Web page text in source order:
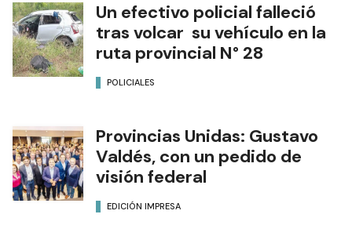
Un efectivo policial falleció
tras volcar su vehículo en la
ruta provincial N° 28
POLICIALES
Provincias Unidas: Gustavo
Valdés, con un pedido de
visión federal
EDICIÓN IMPRESA